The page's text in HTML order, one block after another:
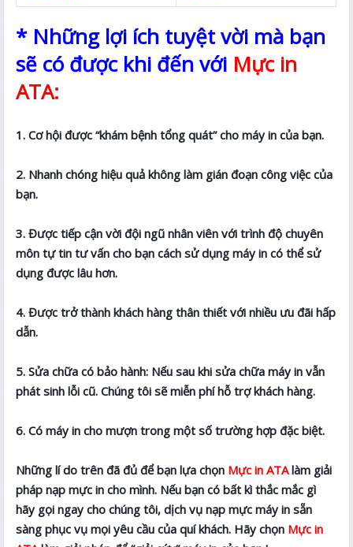
* Những lợi ích tuyệt vời mà bạn
sẽ có được khi đến với Mực in
ATA:
1. Cơ hội được “khám bệnh tổng quát” cho máy in của bạn.
2. Nhanh chóng hiệu quả không làm gián đoạn công việc của
bạn.
3. Được tiếp cận vời đội ngũ nhân viên với trình độ chuyên
môn tự tin tư vấn cho bạn cách sử dụng máy in có thể sử
dụng được lâu hơn.
4. Được trở thành khách hàng thân thiết với nhiều ưu đãi hấp
dẫn.
5. Sửa chữa có bảo hành: Nếu sau khi sửa chữa máy in vẫn
phát sinh lỗi cũ. Chúng tôi sẽ miễn phí hỗ trợ khách hàng.
6. Có máy in cho mượn trong một số trường hợp đặc biệt.
Những lí do trên đã đủ để bạn lựa chọn Mực in ATAlàm giải
pháp nạp mực in cho mình. Nếu bạn có bất kì thắc mắc gì
hãy gọi ngay cho chúng tôi, dịch vụ nạp mực máy in sẵn
sàng phục vụ mọi yêu cầu của quí khách. Hãy chọn Mực in